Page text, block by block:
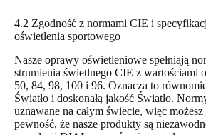
4.2 Zgodność z normami CIE i
oświetlenia sportowego
Nasze oprawy oświetleniowe spełniają
strumienia świetlnego CIE z wartościami
50, 84, 98, 100 i 96. Oznacza to
Światło i doskonałą jakość Światło.
uznawane na całym świecie, więc możesz
pewność, że nasze produkty są